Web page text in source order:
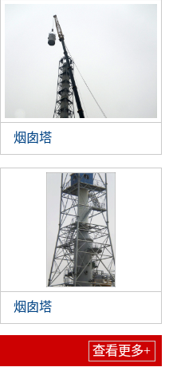
烟囱塔
烟囱塔
查看更多+